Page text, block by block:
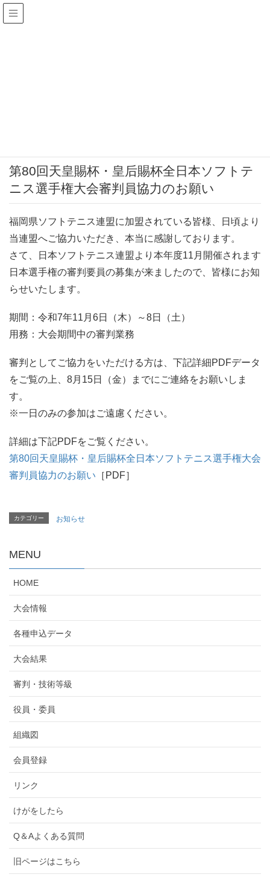
第80回天皇賜杯・皇后賜杯全日本ソフトテ
ニス選手権大会審判員協力のお願い
福岡県ソフトテニス連盟に加盟されている皆様、日頃より
当連盟へご協力いただき、本当に感謝しております。
さて、日本ソフトテニス連盟より本年度11月開催されます
日本選手権の審判要員の募集が来ましたので、皆様にお知
らせいたします。
期間：令和7年11月6日（木）～8日（土）
用務：大会期間中の審判業務
審判としてご協力をいただける方は、下記詳細PDFデータ
をご覧の上、8月15日（金）までにご連絡をお願いしま
す。
※一日のみの参加はご遠慮ください。
詳細は下記PDFをご覧ください。
第80回天皇賜杯・皇后賜杯全日本ソフトテニス選手権大会
審判員協力のお願い ［PDF］
カテゴリー お知らせ
MENU
HOME
大会情報
各種申込データ
大会結果
審判・技術等級
役員・委員
組織図
会員登録
リンク
けがをしたら
Q＆Aよくある質問
旧ページはこちら